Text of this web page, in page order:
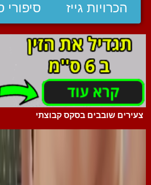
הכרויות גייז
צעירים שובבים בסקס קבוצתי